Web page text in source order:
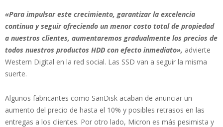
«Para impulsar este crecimiento, garantizar la excelencia
continua y seguir ofreciendo un menor costo total de propiedad
a nuestros clientes, aumentaremos gradualmente los precios de
todos nuestros productos HDD con efecto inmediato», advierte
Western Digital en la red social. Las SSD van a seguir la misma
suerte.
Algunos fabricantes como SanDisk acaban de anunciar un
aumento del precio de hasta el 10% y posibles retrasos en las
entregas a los clientes. Por otro lado, Micron es más pesimista y